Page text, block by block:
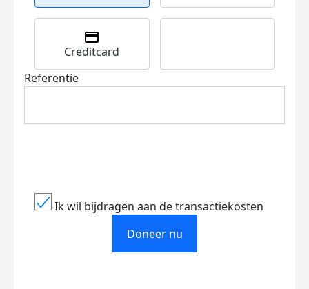
Creditcard
Referentie
Ik wil bijdragen aan de transactiekosten
Doneer nu